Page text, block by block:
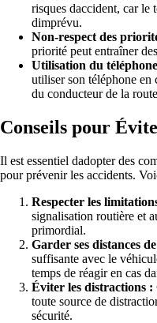
risques daccident, car le
dimprévu.
Non-respect des
priorité peut entraîner
Utilisation du
utiliser son téléphone en
du conducteur de la
Conseils pour
Il est essentiel dadopter des
pour prévenir les accidents.
Respecter les
signalisation routière et
primordial.
Garder ses distances
suffisante avec le
temps de réagir en cas
Éviter les distractions :
toute source de
sécurité.